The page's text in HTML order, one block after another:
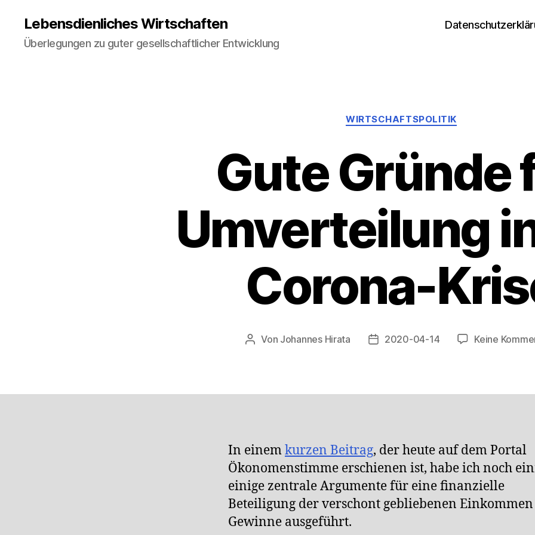
Lebensdienliches Wirtschaften
Überlegungen zu guter gesellschaftlicher Entwicklung
Kategorien
WIRTSCHAFTSPOLITIK
Gute Gründe
Umverteilung
Corona-
Beitragsautor
Von Johannes Hirata Veröffentlichungsdatum
2020-04-14 Keine
In einemkurzen Beitrag, der heute auf dem Portal
Ökonomenstimme erschienen ist, habe ich noch
einige zentrale Argumente für eine finanzielle
Beteiligung der verschont gebliebenen
Gewinne ausgeführt.